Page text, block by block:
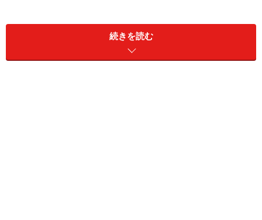
リタイア前の雇用形態：公務員
続きを読む